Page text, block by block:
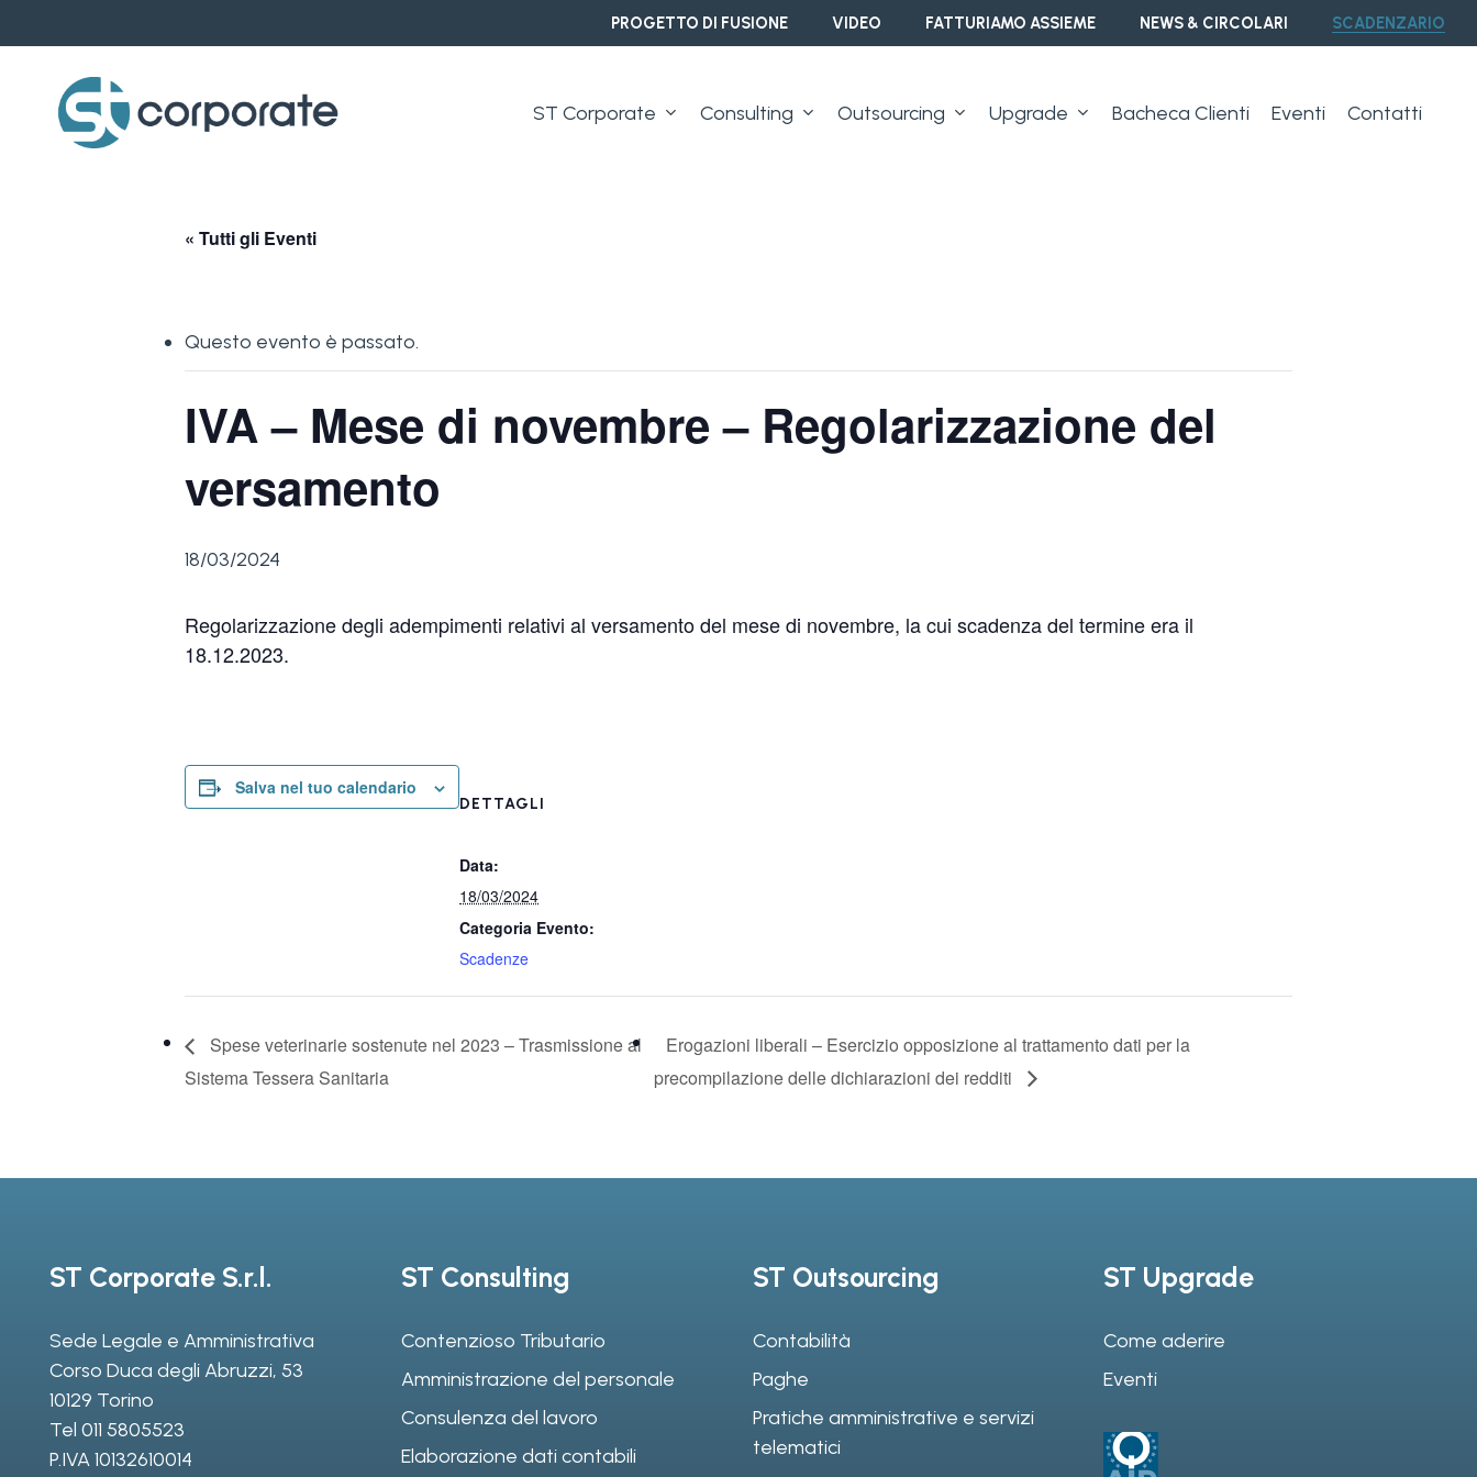
to
content
PROGETTO DI FUSIONE VIDEO FATTURIAMO ASSIEME NEWS & CIRCOLARI SCADENZARIO
ST Corporate Consulting Outsourcing Upgrade Bacheca Clienti Eventi Contatti
« Tutti gli Eventi
Questo evento è passato.
IVA – Mese di novembre – Regolarizzazione del
versamento
18/03/2024
Regolarizzazione degli adempimenti relativi al versamento del mese di novembre, la cui scadenza del termine era il
18.12.2023.
Salva nel tuo calendario
DETTAGLI
Data:
18/03/2024
Categoria Evento:
Scadenze
Spese veterinarie sostenute nel 2023 – Trasmissione al
Sistema Tessera Sanitaria
Erogazioni liberali – Esercizio opposizione al trattamento dati per la
precompilazione delle dichiarazioni dei redditi
ST Corporate S.r.l.
Sede Legale e Amministrativa
Corso Duca degli Abruzzi, 53
10129 Torino
Tel 011 5805523
P.IVA 10132610014
ST Consulting
Contenzioso Tributario
Amministrazione del personale
Consulenza del lavoro
Elaborazione dati contabili
ST Outsourcing
Contabilità
Paghe
Pratiche amministrative e servizi
telematici
ST Upgrade
Come aderire
Eventi